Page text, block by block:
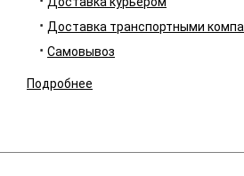
Доставка транспортными
Самовывоз
Подробнее